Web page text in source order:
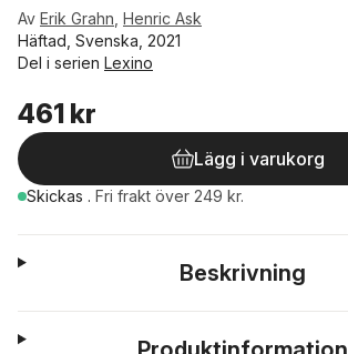
Av Erik Grahn Henric Ask
Häftad, Svenska, 2021
Del i serien Lexino
461 kr
Lägg i varukorg
Skickas . Fri frakt över 249 kr.
Beskrivning